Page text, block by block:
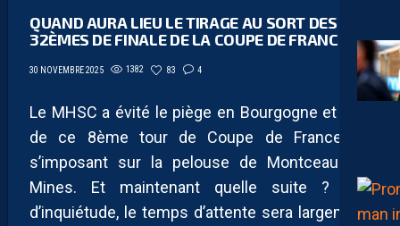
QUAND AURA LIEU LE TIRAGE AU SORT DES
32ÈMES DE FINALE DE LA COUPE DE FRANCE ?
30 NOVEMBRE 2025 1382 83 4
Le MHSC a évité le piège en Bourgogne et sort
de ce 8ème tour de Coupe de France en
s’imposant sur la pelouse de Montceau-les-
Mines. Et maintenant quelle suite ? Pas
d’inquiétude, le temps d’attente sera largement